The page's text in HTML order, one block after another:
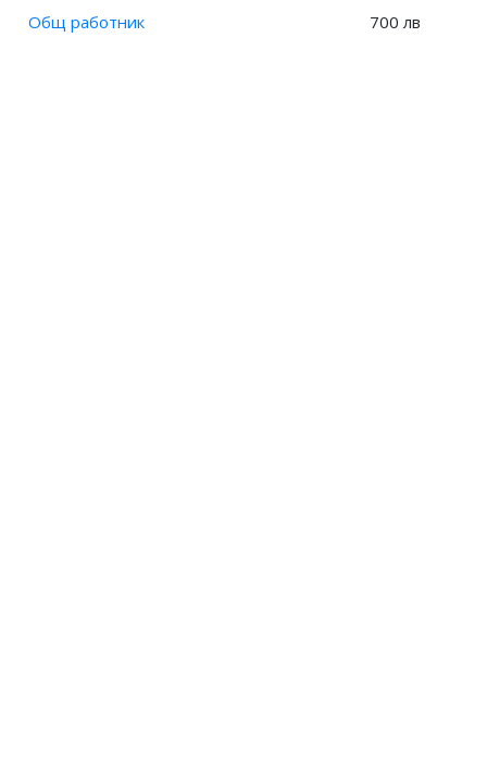
Общ работник 700 лв